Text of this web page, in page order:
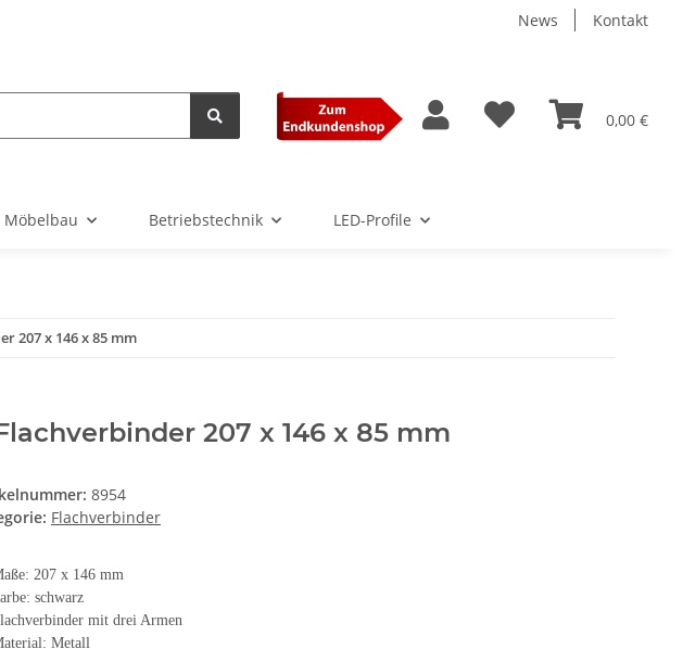
News Kontakt
0,00 €
Möbelbau Betriebstechnik LED-Profile
207 x 146 x 85 mm
207 x 146 x 85 mm
8954
Flachverbinder
207 x 146 mm
schwarz
mit drei Armen
Metall